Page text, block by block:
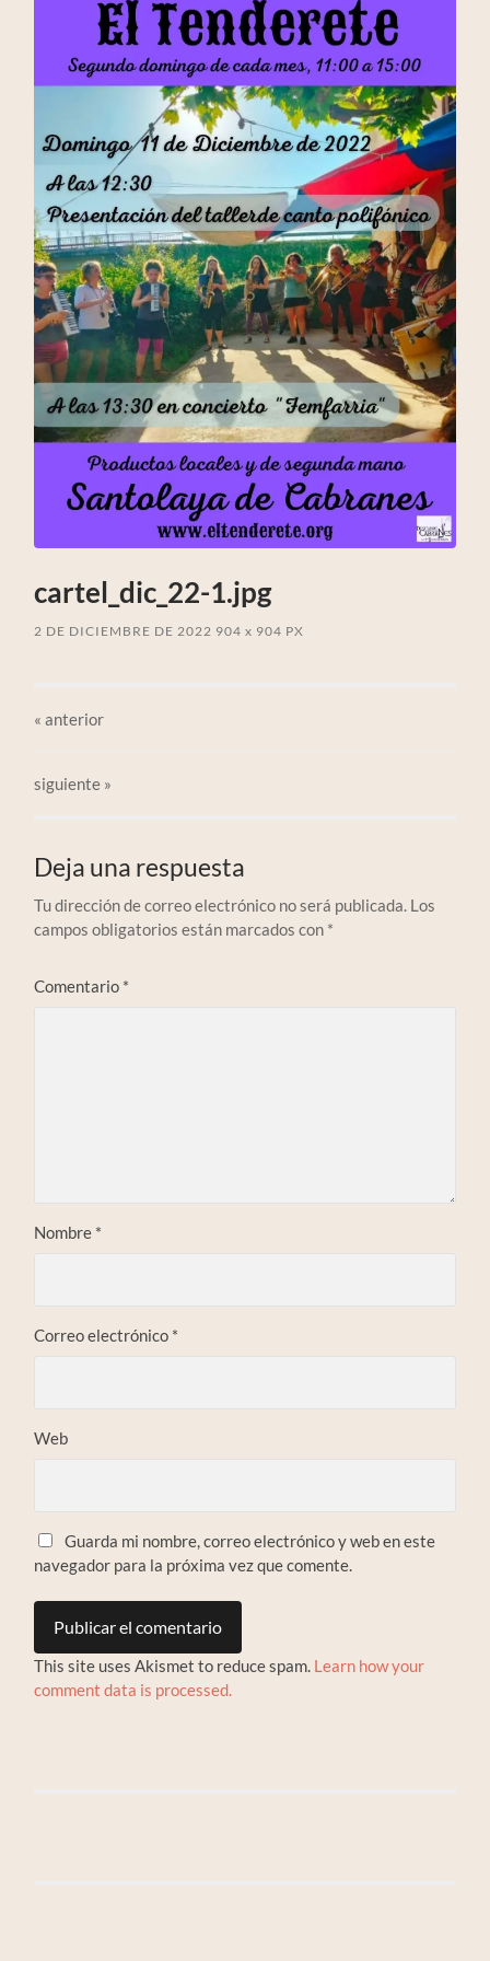
cartel_dic_22-1.jpg
2 DE DICIEMBRE DE 2022 904x 904 PX
«anterior
siguiente »
Deja una respuesta
Tu dirección de correo electrónico no será publicada. Los
campos obligatorios están marcados con *
Comentario *
Nombre *
Correo electrónico *
Web
Guarda mi nombre, correo electrónico y web en este
navegador para la próxima vez que comente.
This site uses Akismet to reduce spam. Learn how your
comment data is processed.